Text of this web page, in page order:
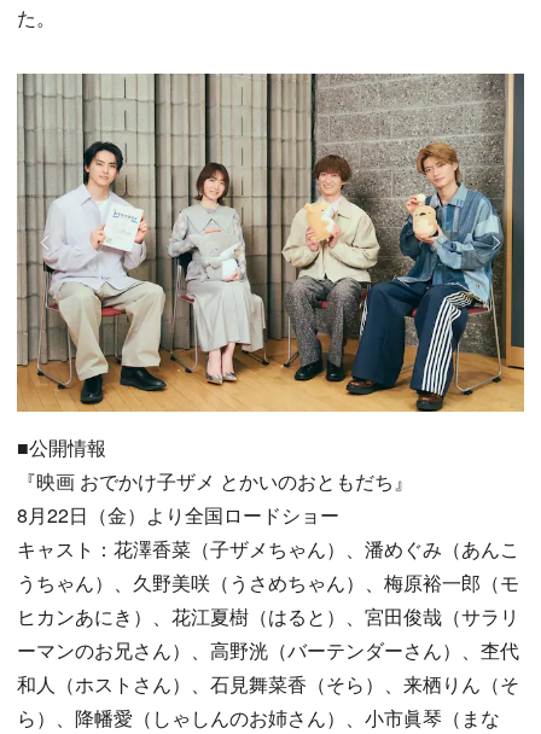
た。
■公開情報
『映画 おでかけ子ザメ とかいのおともだち』
8月22日（金）より全国ロードショー
キャスト：花澤香菜（子ザメちゃん）、潘めぐみ（あんこ
うちゃん）、久野美咲（うさめちゃん）、梅原裕一郎（モ
ヒカンあにき）、花江夏樹（はると）、宮田俊哉（サラリ
ーマンのお兄さん）、高野洸（バーテンダーさん）、杢代
和人（ホストさん）、石見舞菜香（そら）、来栖りん（そ
ら）、降幡愛（しゃしんのお姉さん）、小市眞琴（まな